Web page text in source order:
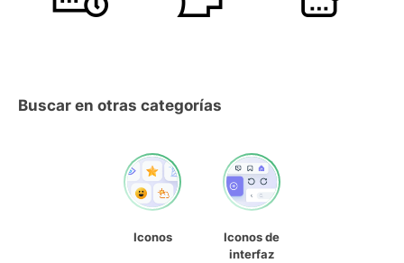
Buscar en otras categorías
Iconos
Iconos de
interfaz